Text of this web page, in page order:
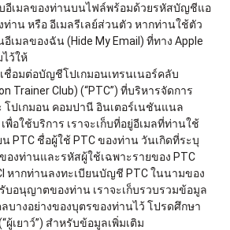
บอีเมลของท่านบนไฟล์พร้อมด้วยรหัสบัญชีแอ
ท่าน หรือ อีเมลรีเลย์ส่วนตัว หากท่านใช้ตัว
อีเมลของฉัน (Hide My Email) ที่ทาง Apple
ไว้ให้
ชื่อมต่อบัญชีโปเกมอนเทรนเนอร์คลับ
Trainer Club) (“PTC”) ที่บริหารจัดการ
โปเกมอน คอมปานี อินเตอร์เนชันแนล
เพื่อใช้บริการ เราจะเก็บที่อยู่อีเมลที่ท่านใช้
น PTC ชื่อผู้ใช้ PTC ของท่าน วันเกิดที่ระบุ
องท่านและรหัสผู้ใช้เฉพาะรายของ PTC
หากท่านลงทะเบียนบัญชี PTC ในนามของ
บอนุญาตของท่าน เราจะเก็บรวบรวมข้อมูล
บางอย่างของบุตรของท่านไว้ โปรดศึกษา
ผู้เยาว์”) สำหรับข้อมูลเพิ่มเติม